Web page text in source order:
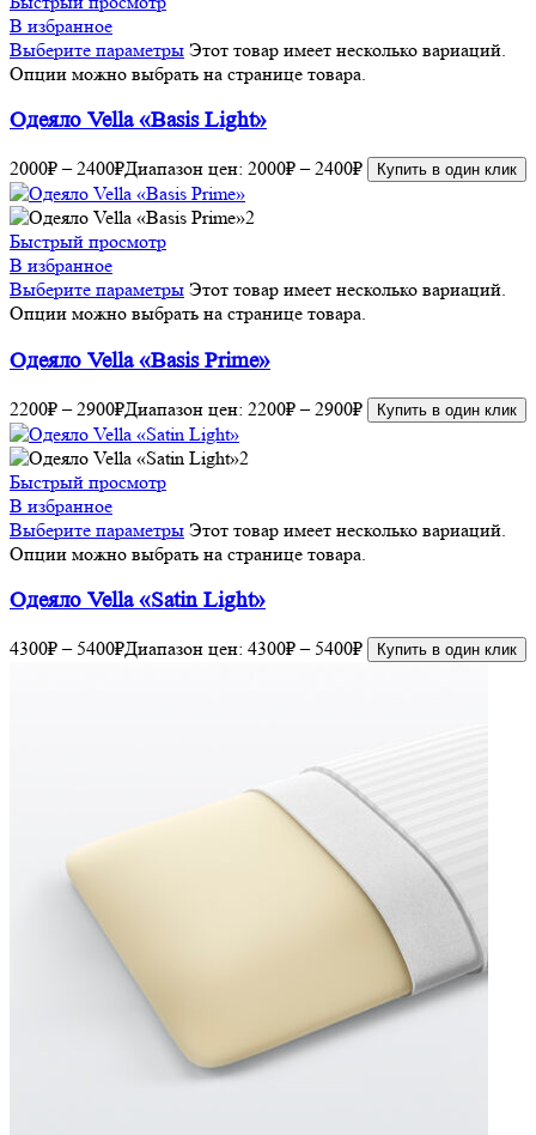
В избранное
Выберите параметры Этот товар имеет несколько вариаций.
Опции можно выбрать на странице товара.
Одеяло Vella «Basis Light»
2000₽ – 2400₽Диапазон цен: 2000₽ – 2400₽ Купить в один клик
Быстрый просмотр
В избранное
Выберите параметры Этот товар имеет несколько вариаций.
Опции можно выбрать на странице товара.
Одеяло Vella «Basis Prime»
2200₽ – 2900₽Диапазон цен: 2200₽ – 2900₽ Купить в один клик
Быстрый просмотр
В избранное
Выберите параметры Этот товар имеет несколько вариаций.
Опции можно выбрать на странице товара.
Одеяло Vella «Satin Light»
4300₽ – 5400₽Диапазон цен: 4300₽ – 5400₽ Купить в один клик